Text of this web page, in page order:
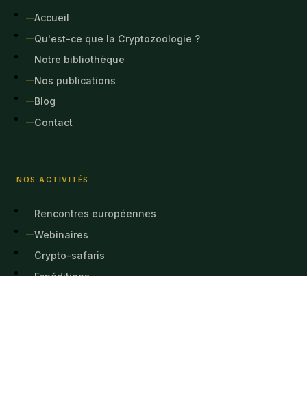
Accueil
Qu'est-ce que la Cryptozoologie ?
Notre bibliothèque
Nos publications
Blog
Contact
NOS ACTIVITÉS
Rencontres européennes
Webinaires
Crypto-safaris
Expéditions